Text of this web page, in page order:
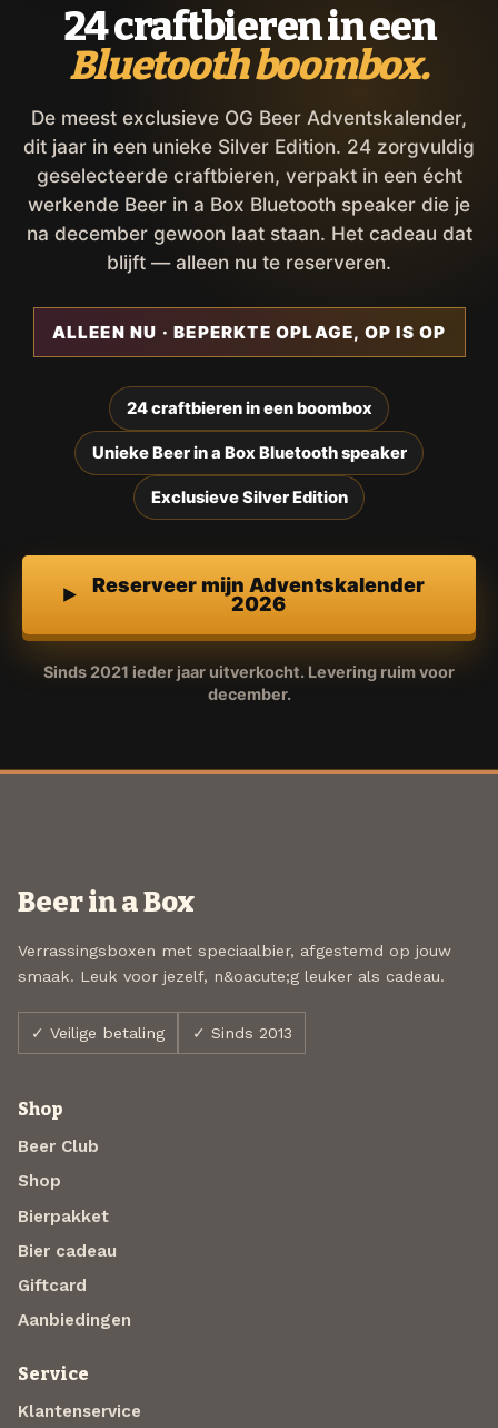
24 craftbieren in een
Bluetooth boombox.
De meest exclusieve OG Beer Adventskalender,
dit jaar in een unieke Silver Edition. 24 zorgvuldig
geselecteerde craftbieren, verpakt in een écht
werkende Beer in a Box Bluetooth speaker die je
na december gewoon laat staan. Het cadeau dat
blijft — alleen nu te reserveren.
ALLEEN NU · BEPERKTE OPLAGE, OP IS OP
24 craftbieren in een boombox
Unieke Beer in a Box Bluetooth speaker
Exclusieve Silver Edition
Reserveer mijn Adventskalender
2026
Sinds 2021 ieder jaar uitverkocht. Levering ruim voor
december.
Beer in a Box
Verrassingsboxen met speciaalbier, afgestemd op jouw
smaak. Leuk voor jezelf, n&oacute;g leuker als cadeau.
✓ Veilige betaling ✓ Sinds 2013
Shop
Beer Club
Shop
Bierpakket
Bier cadeau
Giftcard
Aanbiedingen
Service
Klantenservice